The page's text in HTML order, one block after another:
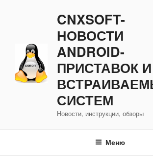
CNXSOFT-
НОВОСТИ
ANDROID-
ПРИСТАВОК И
СИСТЕМ
Новости, инструкции, обзоры
Меню